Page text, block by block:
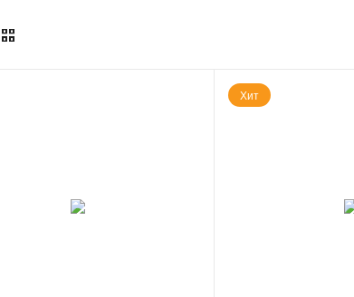
Хит